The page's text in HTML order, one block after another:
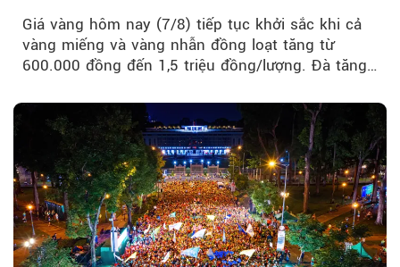
Giá vàng hôm nay (7/8) tiếp tục khởi sắc khi cả
vàng miếng và vàng nhẫn đồng loạt tăng từ
600.000 đồng đến 1,5 triệu đồng/lượng. Đà tăng
vàng thế giới bứt phá lên mức cao nhất trong
một tháng.